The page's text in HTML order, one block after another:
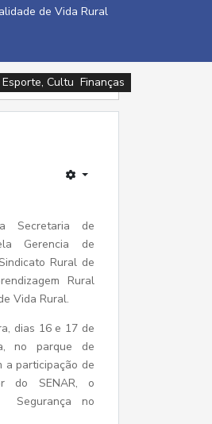
de Vida Rural
Secretaria de
Gerencia de
Rural de
Rural
Vida Rural.
dias 16 e 17 de
no parque de
a participação de
do SENAR, o
Segurança no
Turismo e Tecnologia
Saúde
Educação
Esporte, Cultura e Lazer
Social e Cidadania
Social e Cidadania
Esporte, Cultura e Lazer
Esporte, Cultura e Lazer
Finanças